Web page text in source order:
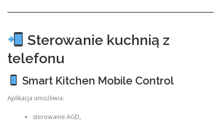
Sterowanie kuchnią z
telefonu
Smart Kitchen Mobile Control
Aplikacja umożliwia:
sterowanie AGD,